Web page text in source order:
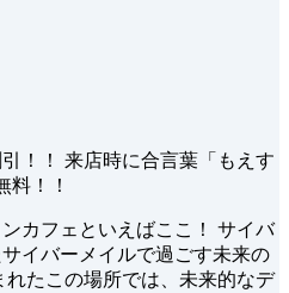
！！ 来店時に合言葉「もえす
料！！
カフェといえばここ！ サイバ
イバーメイルで過ごす未来の
たこの場所では、未来的なデ